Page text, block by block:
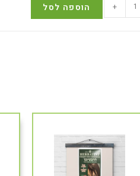
+ הוספה לסל